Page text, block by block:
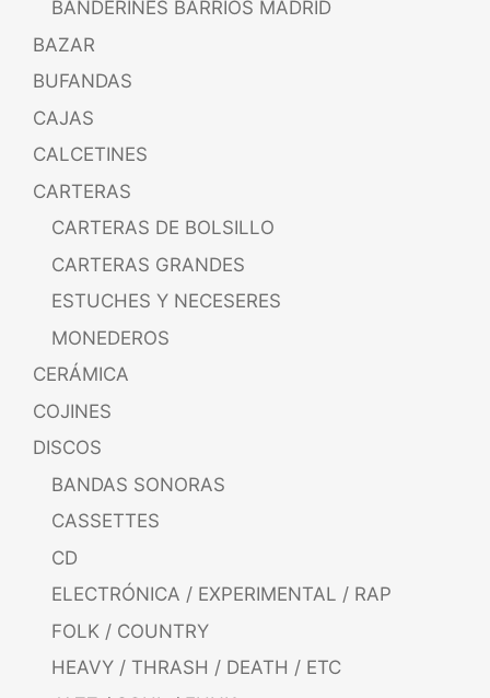
BANDERINES BARRIOS MADRID
BAZAR
BUFANDAS
CAJAS
CALCETINES
CARTERAS
CARTERAS DE BOLSILLO
CARTERAS GRANDES
ESTUCHES Y NECESERES
MONEDEROS
CERÁMICA
COJINES
DISCOS
BANDAS SONORAS
CASSETTES
CD
ELECTRÓNICA / EXPERIMENTAL / RAP
FOLK / COUNTRY
HEAVY / THRASH / DEATH / ETC